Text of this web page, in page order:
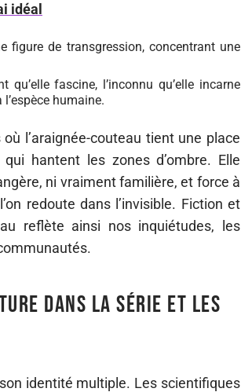
idéal
figure de transgression, concentrant une
fascine, l’inconnu qu’elle incarne
humaine.
l’araignée-couteau tient une place
hantent les zones d’ombre. Elle
ni vraiment familière, et force à
redoute dans l’invisible. Fiction et
reflète ainsi nos inquiétudes, les
dans la série et les
identité multiple. Les scientifiques